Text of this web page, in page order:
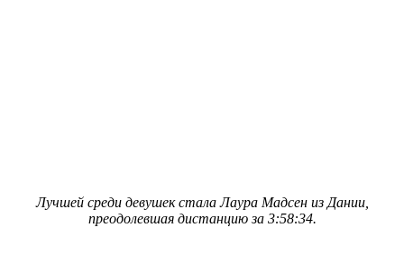
Лучшей среди девушек стала Лаура Мадсен из Дании,
преодолевшая дистанцию за 3:58:34.